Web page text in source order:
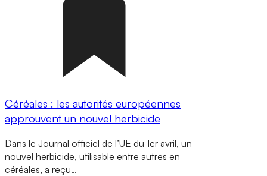
Céréales : les autorités européennes
approuvent un nouvel herbicide
Dans le Journal officiel de l’UE du 1er avril, un
nouvel herbicide, utilisable entre autres en
céréales, a reçu…